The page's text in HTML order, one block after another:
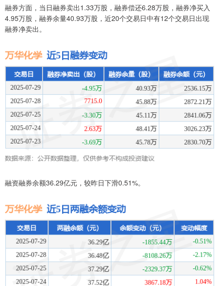
融券方面，当日融券卖出1.33万股，融券偿还6.28万股，融券净买入
4.95万股，融券余量40.93万股，近20个交易日中有12个交易日出现
融券净卖出。
融资融券余额36.29亿元，较昨日下滑0.51%。